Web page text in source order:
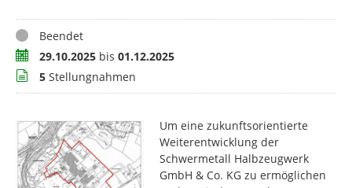
StatusBeendet
Zeitraum29.10.2025 bis 01.12.2025
Stellungnahmen
5 Stellungnahmen
Um eine zukunftsorientierte
Weiterentwicklung der
Schwermetall Halbzeugwerk
GmbH & Co. KG zu ermöglichen